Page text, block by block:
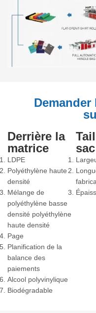
Derrière la
matrice
LDPE
Polyéthylène haute
densité
Mélange de
polyéthylène basse
densité polyéthylène
haute densité
Page
Planification de la
balance des
paiements
Alcool polyvinylique
Biodégradable
sac